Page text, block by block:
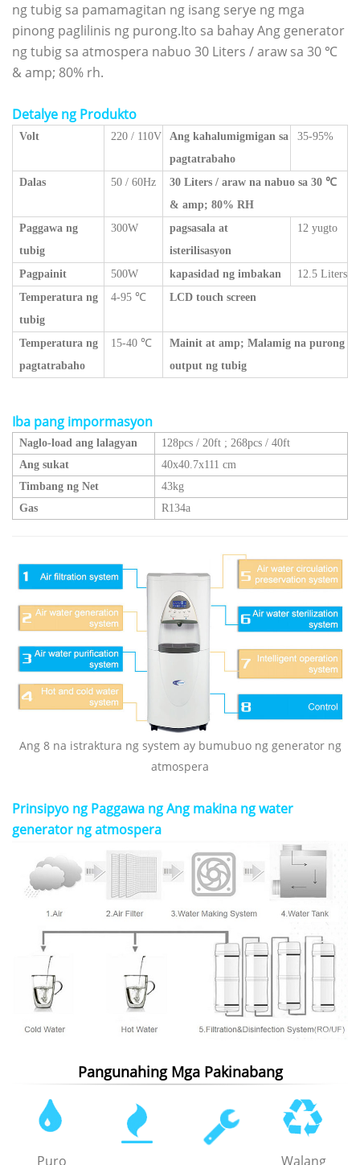
ng tubig sa pamamagitan ng isang serye ng mga
pinong paglilinis ng purong.Ito sa bahayAng generator
ng tubig sa atmospera nabuo 30 Liters / araw sa 30 ℃
& amp; 80% rh.
Detalye ng Produkto
Volt 220 / 110V
Ang kahalumigmigan sa
pagtatrabaho
35-95%
Dalas 50 / 60Hz
30 Liters / araw na nabuo sa 30 ℃
& amp; 80% RH
Paggawa ng
tubig
300W
pagsasala at
isterilisasyon
12 yugto
Pagpainit 500W kapasidad ng imbakan
12.5 Liters
Temperatura ng
tubig
4-95 ℃ LCD touch screen
Temperatura ng
pagtatrabaho
15-40 ℃
Mainit at amp; Malamig na purong
output ng tubig
Iba pang impormasyon
Naglo-load ang lalagyan 128pcs / 20ft ; 268pcs / 40ft
Ang sukat
40x40.7x111 cm
Timbang ng Net
43kg
Gas
R134a
Ang 8 na istraktura ng system ay bumubuo ng generator ng
atmospera
Prinsipyo ng Paggawa ngAng makina ng water
generator ng atmospera
Pangunahing Mga Pakinabang
Puro Walang